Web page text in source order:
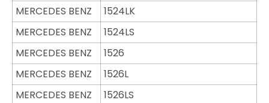
MERCEDES BENZ
1524LK
MERCEDES BENZ
1524LS
MERCEDES BENZ
1526
MERCEDES BENZ
1526L
MERCEDES BENZ
1526LS